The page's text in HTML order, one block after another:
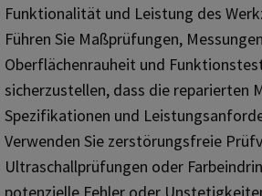
Funktionalität und Leistung des
Führen Sie Maßprüfungen,
Oberflächenrauheit und
sicherzustellen, dass die reparierten
Spezifikationen und
Verwenden Sie zerstörungsfreie
Ultraschallprüfungen oder